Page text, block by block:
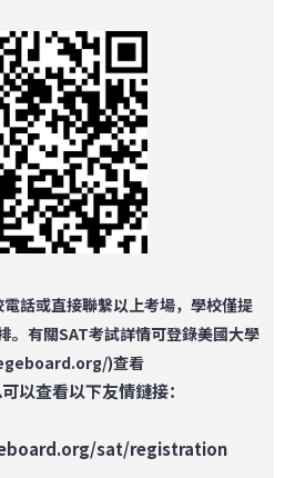
電話或直接聯繫以上考場，學校僅提
。有關SAT考試詳情可登錄美國大學
)查看
以查看以下友情鏈接：
sat/registration